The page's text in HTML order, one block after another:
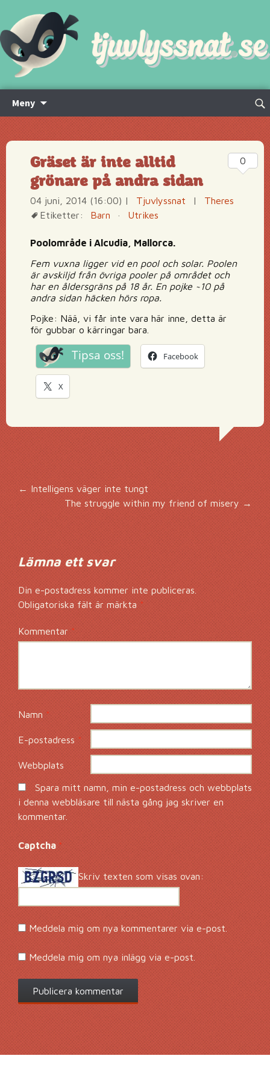
Meny
innehåll
Sök
Gräset är inte alltid
grönare på andra sidan
04 juni, 2014 (16:00) | Tjuvlyssnat |
Theres
Etiketter:
Barn · Utrikes
Poolområde i Alcudia, Mallorca.
Fem vuxna ligger vid en pool och solar. Poolen
är avskiljd från övriga pooler på området och
har en åldersgräns på 18 år. En pojke ~10 på
andra sidan häcken hörs ropa.
Pojke: Nää, vi får inte vara här inne, detta är
för gubbar o kärringar bara.
Tipsa oss! Facebook
X
0
Inläggsnavigering
← Intelligens väger inte tungt
The struggle within my friend of misery→
Lämna ett svar
Din e-postadress kommer inte publiceras.
Obligatoriska fält är märkta *
Kommentar *
Namn*
E-postadress*
Webbplats
Spara mitt namn, min e-postadress och webbplats
i denna webbläsare till nästa gång jag skriver en
kommentar.
Captcha *
Skriv texten som visas ovan:
Meddela mig om nya kommentarer via e-post.
Meddela mig om nya inlägg via e-post.